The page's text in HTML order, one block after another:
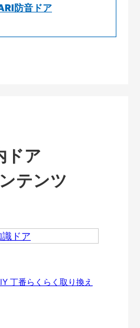
防音ドア
ドア
テンツ